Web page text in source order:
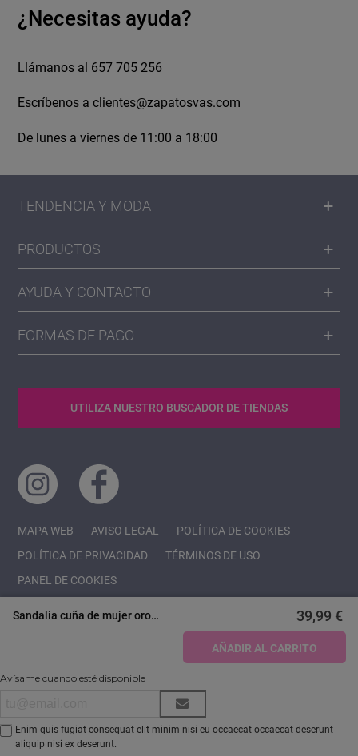
Sandalia cuña de mujer oro
39,99 €
AÑADIR AL CARRITO
Avísame cuando esté disponible
Enim quis fugiat consequat elit minim nisi eu occaecat occaecat deserunt
aliquip nisi ex deserunt.
¿Necesitas ayuda?
Llámanos al 657 705 256
Escríbenos aclientes@zapatosvas.com
De lunes a viernes de 11:00 a 18:00
TENDENCIA Y MODA
PRODUCTOS
AYUDA Y CONTACTO
FORMAS DE PAGO
UTILIZA NUESTRO BUSCADOR DE TIENDAS
MAPA WEB AVISO LEGAL
POLÍTICA DE COOKIES
POLÍTICA DE PRIVACIDAD
TÉRMINOS DE USO
PANEL DE COOKIES
Copyright 2022 AONVAS , S.L.